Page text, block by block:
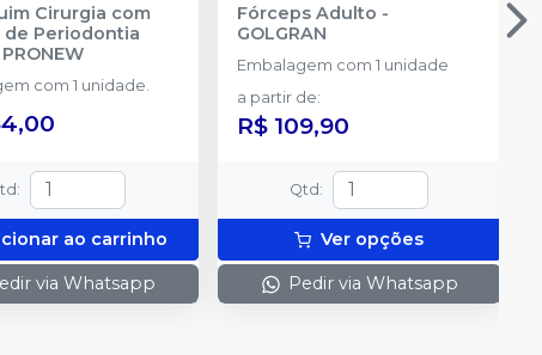
Cirurgia com
de Periodontia
PRONEW
com 1 unidade.
:
ao carrinho
via Whatsapp
Fórceps Adulto -
GOLGRAN
Embalagem com 1 unidade
a partir de:
R$ 109,90
Qtd :
Ver opções
Pedir via Whatsapp